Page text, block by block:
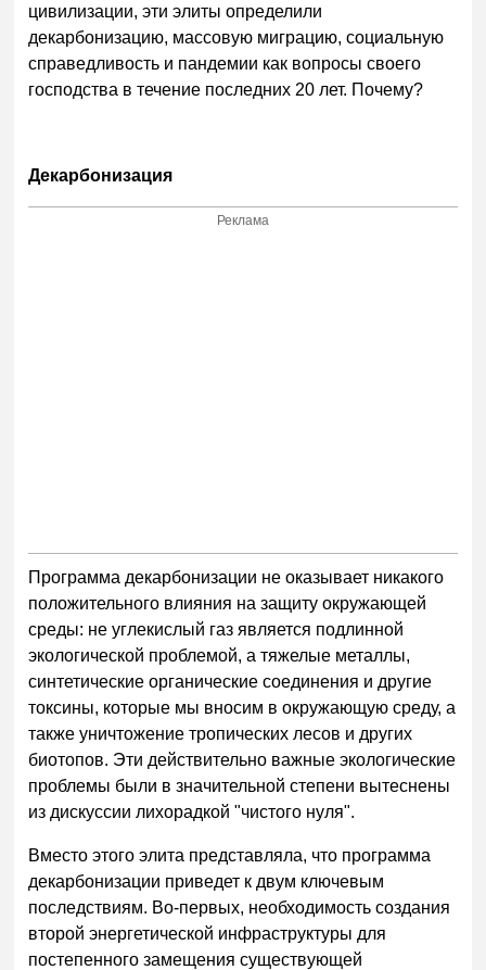
цивилизации, эти элиты определили
декарбонизацию, массовую миграцию, социальную
справедливость и пандемии как вопросы своего
господства в течение последних 20 лет. Почему?
Декарбонизация
Реклама
Программа декарбонизации не оказывает никакого
положительного влияния на защиту окружающей
среды: не углекислый газ является подлинной
экологической проблемой, а тяжелые металлы,
синтетические органические соединения и другие
токсины, которые мы вносим в окружающую среду, а
также уничтожение тропических лесов и других
биотопов. Эти действительно важные экологические
проблемы были в значительной степени вытеснены
из дискуссии лихорадкой "чистого нуля".
Вместо этого элита представляла, что программа
декарбонизации приведет к двум ключевым
последствиям. Во-первых, необходимость создания
второй энергетической инфраструктуры для
постепенного замещения существующей